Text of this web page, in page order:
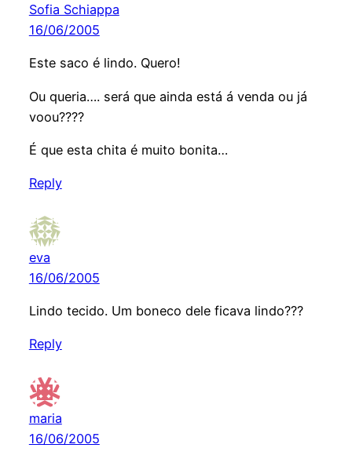
Sofia Schiappa
16/06/2005
Este saco é lindo. Quero!
Ou queria…. será que ainda está á venda ou já
voou????
É que esta chita é muito bonita…
Reply
eva
16/06/2005
Lindo tecido. Um boneco dele ficava lindo???
Reply
maria
16/06/2005